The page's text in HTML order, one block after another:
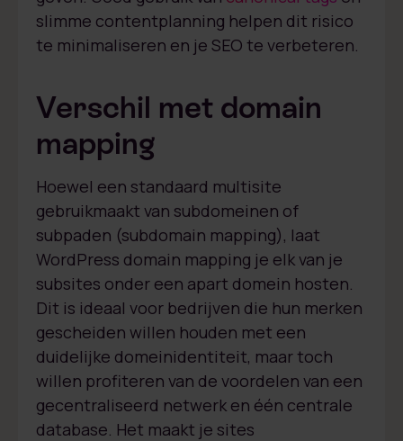
slimme contentplanning helpen dit risico
te minimaliseren en je SEO te verbeteren.
Verschil met domain
mapping
Hoewel een standaard multisite
gebruikmaakt van subdomeinen of
subpaden (subdomain mapping), laat
WordPress domain mapping je elk van je
subsites onder een apart domein hosten.
Dit is ideaal voor bedrijven die hun merken
gescheiden willen houden met een
duidelijke domeinidentiteit, maar toch
willen profiteren van de voordelen van een
gecentraliseerd netwerk en één centrale
database. Het maakt je sites